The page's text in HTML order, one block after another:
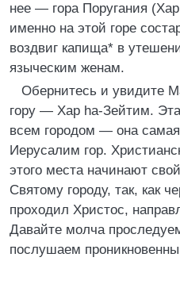
нее — гора Поругания
именно на этой горе
воздвиг капища* в
языческим женам.
Обернитесь и увидите
гору — Хар hа-Зейтим.
всем городом — она
Иерусалим гор.
этого места начинают
Святому городу, так, как
проходил Христос,
Давайте молча
послушаем